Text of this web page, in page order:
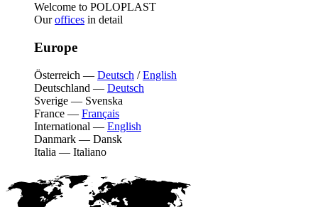
Welcome to POLOPLAST
Ouroffices in detail
Europe
Österreich — Deutsch /English
Deutschland — Deutsch
Sverige — Svenska
France — Français
International — English
Danmark — Dansk
Italia — Italiano